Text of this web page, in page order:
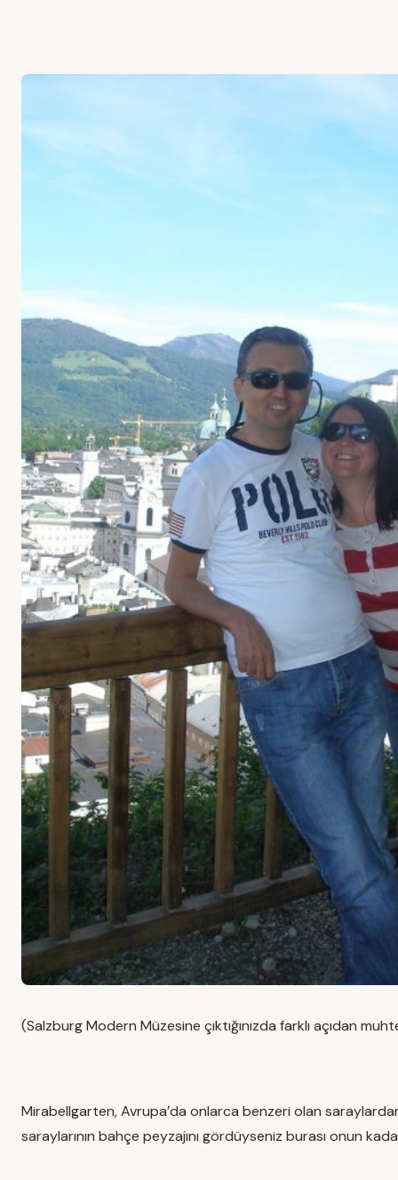
(Salzburg Modern Müzesine çıktığınızda farklı açıdan
Mirabellgarten, Avrupa’da onlarca benzeri olan
saraylarının bahçe peyzajını gördüyseniz burası onun